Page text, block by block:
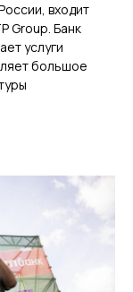
входит
Group. Банк
услуги
большое